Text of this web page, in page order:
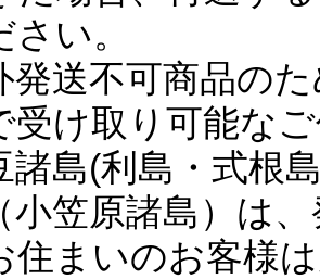
い。
発送不可商品の
受け取り可能な
諸島(利島・式根
小笠原諸島）は
住まいのお客様